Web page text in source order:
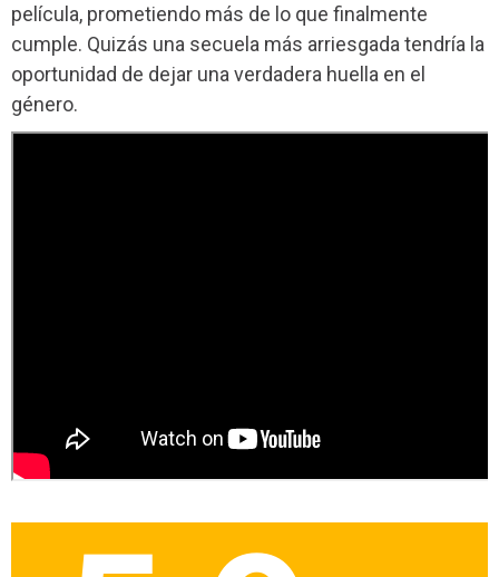
película, prometiendo más de lo que finalmente
cumple. Quizás una secuela más arriesgada tendría la
oportunidad de dejar una verdadera huella en el
género.